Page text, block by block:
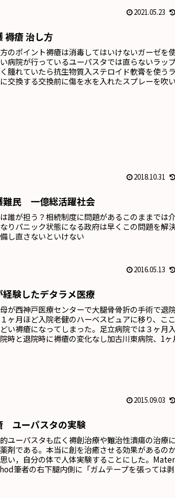
2021.05.23
褥瘡 治し方
のポイント褥瘡は消毒してはいけないガーゼを
病院が行っているユーパスタでは直らないラッ
腫れていたら抗生物質入ステロイド軟膏を使う
交換する交換前に傷を水を入れたスプレーを吹
2018.10.31
難民 一億総活躍社会
誰が担う？相続制度に問題があるこのままでは
りパニック状態になる政府は早くこの問題を解
し直さないといけない
2016.05.13
経験したデタラメ医療
が西神戸医療センターで大腿骨骨折の手術で退
ヶ月ほど入院老健のハーベスピュアに移り、こ
い褥瘡になってしまった。足立病院では３ヶ月
時と退院時に褥瘡の変化なし加古川東病院、1ヶ
2015.09.03
ユーパスタの実験
ユーパスタも広く褥創治療や難治性潰瘍の治療
剤である。本当に創を治癒させる効果があるの
い，自分の体で人体実験することにした。
筆者の右下腿内側に「ガムテープを張っては